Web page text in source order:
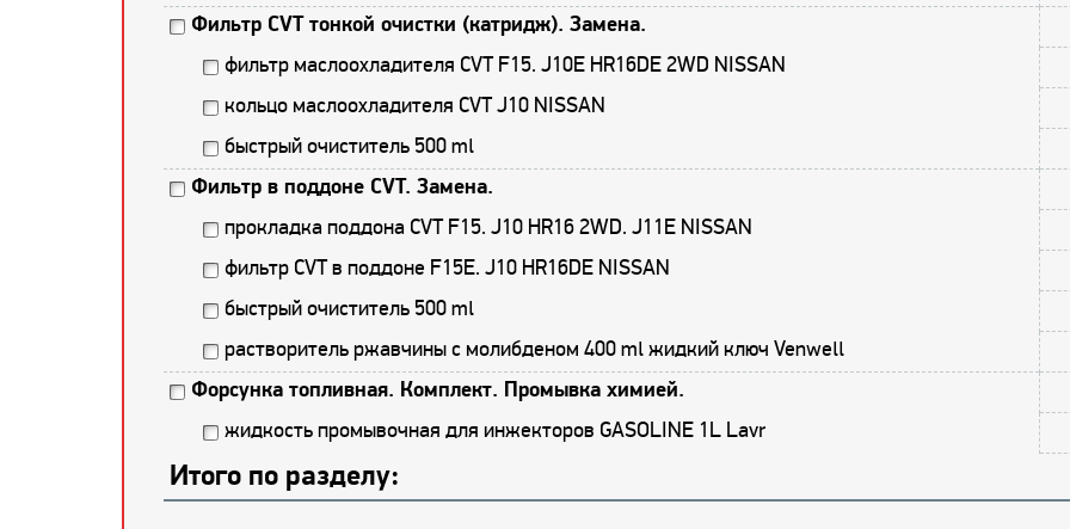
Фильтр CVT тонкой очистки (катридж). Замена.
фильтр маслоохладителя CVT F15. J10E HR16DE 2WD NISSAN
кольцо маслоохладителя CVT J10 NISSAN
быстрый очиститель 500 ml
Фильтр в поддоне CVT. Замена.
прокладка поддона CVT F15. J10 HR16 2WD. J11E NISSAN
фильтр CVT в поддоне F15E. J10 HR16DE NISSAN
быстрый очиститель 500 ml
растворитель ржавчины с молибденом 400 ml жидкий ключ Venwell
Форсунка топливная. Комплект. Промывка химией.
жидкость промывочная для инжекторов GASOLINE 1L Lavr
Итого по разделу: